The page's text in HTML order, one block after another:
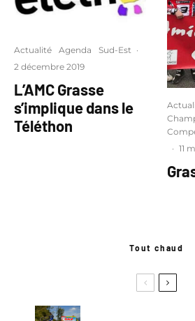
Actualité Agenda Sud-Est ·
2 décembre 2019
L’AMC Grasse
s’implique dans le
Téléthon
· 11
Tout chaud